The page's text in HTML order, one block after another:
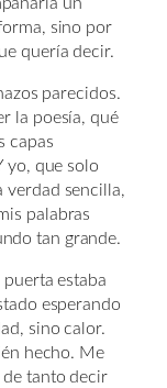
sino por
quería decir.
parecidos.
la poesía, qué
capas
yo, que solo
verdad sencilla,
palabras
tan grande.
puerta estaba
esperando
sino calor.
hecho. Me
de tanto decir